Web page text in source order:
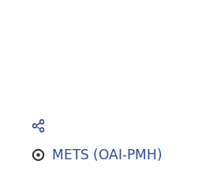
METS (OAI-PMH)